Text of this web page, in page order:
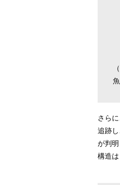
さら
追跡
が判
構造